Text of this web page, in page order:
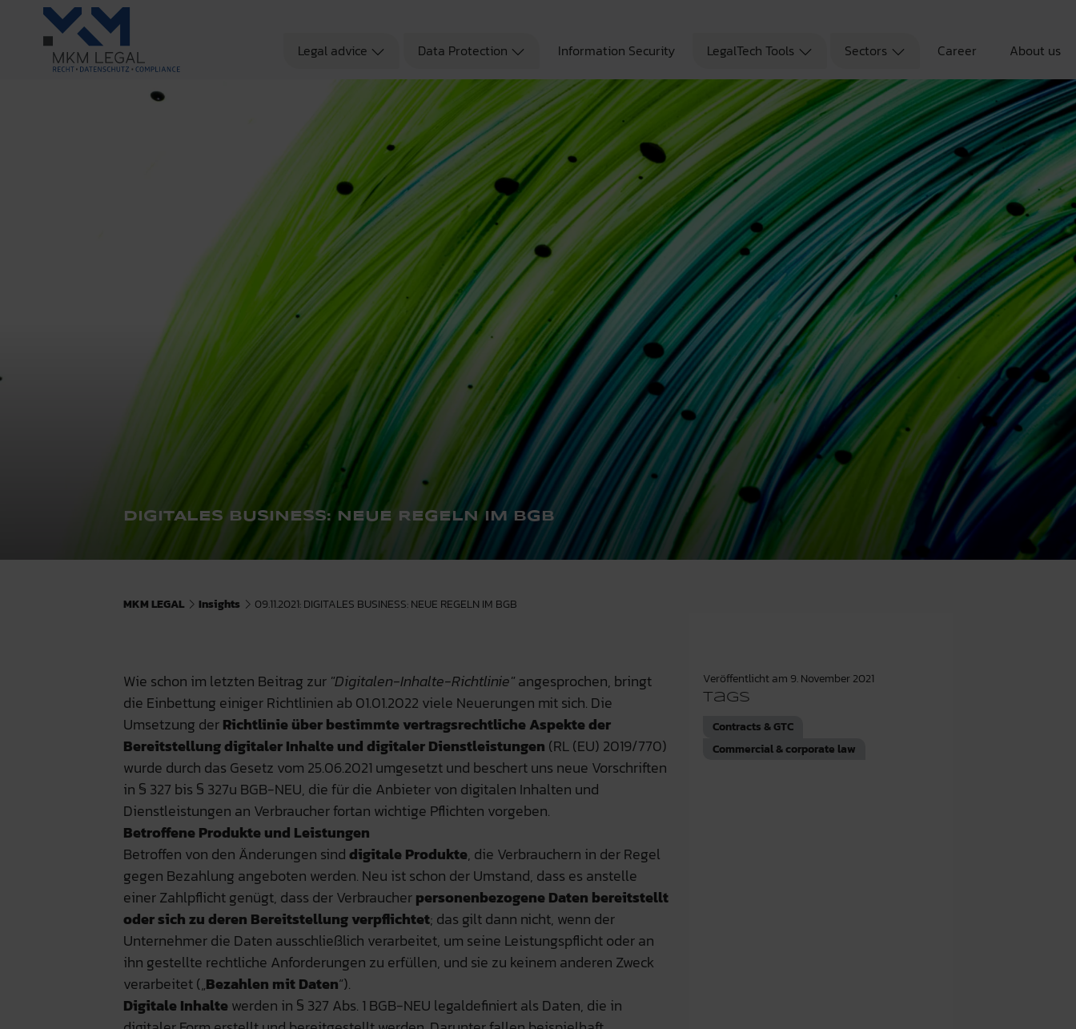
Legal advice Data Protection Information Security LegalTech Tools Sectors Career About us
DIGITALES BUSINESS: NEUE REGELN IM BGB
MKM LEGAL Insights 09.11.2021: DIGITALES BUSINESS: NEUE REGELN IM BGB
Wie schon im letzten Beitrag zur "Digitalen-Inhalte-Richtlinie"angesprochen, bringt
die Einbettung einiger Richtlinien ab 01.01.2022 viele Neuerungen mit sich. Die
Umsetzung derRichtlinie über bestimmte vertragsrechtliche Aspekte der
Bereitstellung digitaler Inhalte und digitaler Dienstleistungen (RL (EU) 2019/770)
wurde durch das Gesetz vom 25.06.2021 umgesetzt und beschert uns neue Vorschriften
in § 327 bis § 327u BGB-NEU, die für die Anbieter von digitalen Inhalten und
Dienstleistungen an Verbraucher fortan wichtige Pflichten vorgeben.
Betroffene Produkte und Leistungen
Betroffen von den Änderungen sinddigitale Produkte, die Verbrauchern in der Regel
gegen Bezahlung angeboten werden. Neu ist schon der Umstand, dass es anstelle
einer Zahlpflicht genügt, dass der Verbraucherpersonenbezogene Daten bereitstellt
oder sich zu deren Bereitstellung verpflichtet; das gilt dann nicht, wenn der
Unternehmer die Daten ausschließlich verarbeitet, um seine Leistungspflicht oder an
ihn gestellte rechtliche Anforderungen zu erfüllen, und sie zu keinem anderen Zweck
verarbeitet („Bezahlen mit Daten“).
Digitale Inhaltewerden in § 327 Abs. 1 BGB-NEU legaldefiniert als Daten, die in
Veröffentlicht am 9. November 2021
Tags
Contracts & GTC
Commercial & corporate law